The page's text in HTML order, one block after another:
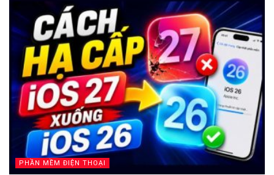
PHẦN MỀM ĐIỆN THOẠI